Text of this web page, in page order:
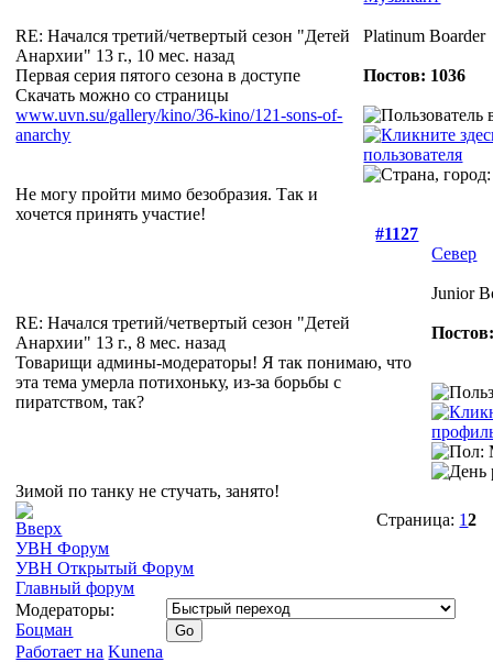
RE: Начался третий/четвертый сезон "Детей
Анархии" 13 г., 10 мес. назад
Первая серия пятого сезона в доступе
Скачать можно со страницы
www.uvn.su/gallery/kino/36-kino/121-sons-of-
anarchy
Platinum Boarder
Постов: 1036
Не могу пройти мимо безобразия. Так и
хочется принять участие!
#1127
RE: Начался третий/четвертый сезон "Детей
Анархии" 13 г., 8 мес. назад
Товарищи админы-модераторы! Я так понимаю, что
эта тема умерла потихоньку, из-за борьбы с
пиратством, так?
Север
Junior
Зимой по танку не стучать, занято!
Страница: 12
УВН Форум
УВН Открытый Форум
Главный форум
Модераторы:
Боцман
Работает на Kunena